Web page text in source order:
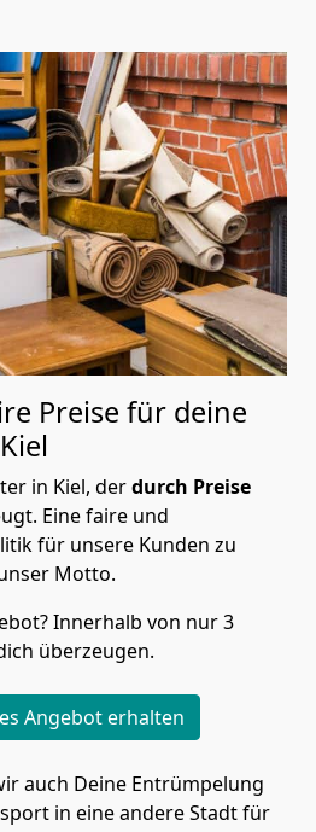
Preise für deine
in Kiel, derdurch Preise
Eine faire und
für unsere Kunden zu
Motto.
Innerhalb von nur 3
überzeugen.
Angebot erhalten
auch Deine Entrümpelung
in eine andere Stadt für